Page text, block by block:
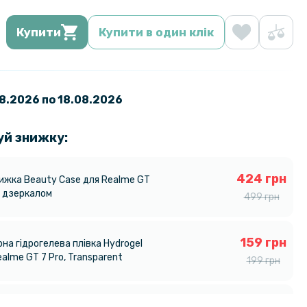
Купити Купити в один клік
по 18.08.2026
знижку:
Beauty Case для Realme GT
дзеркалом
424 грн
499 грн
гідрогелева плівка Hydrogel
GT 7 Pro, Transparent
159 грн
199 грн